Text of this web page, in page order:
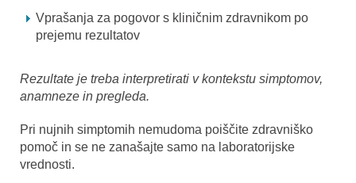
Vprašanja za pogovor s kliničnim zdravnikom po
prejemu rezultatov
Rezultate je treba interpretirati v kontekstu simptomov,
anamneze in pregleda.
Pri nujnih simptomih nemudoma poiščite zdravniško
pomoč in se ne zanašajte samo na laboratorijske
vrednosti.